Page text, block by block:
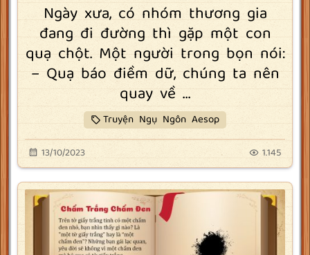
Ngày xưa, có nhóm thương gia
đang đi đường thì gặp một con
quạ chột. Một người trong bọn nói:
– Quạ báo điềm dữ, chúng ta nên
quay về ...
Truyện Ngụ Ngôn Aesop
13/10/2023 1.145